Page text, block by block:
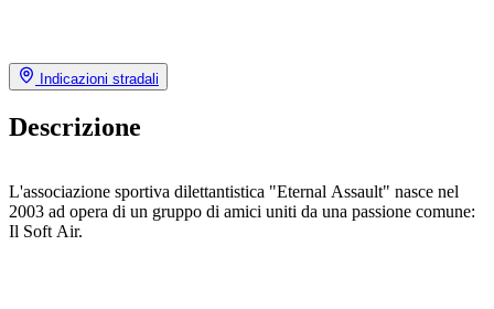
Indicazioni stradali
Descrizione
L'associazione sportiva dilettantistica "Eternal Assault" nasce nel
2003 ad opera di un gruppo di amici uniti da una passione comune:
Il Soft Air.